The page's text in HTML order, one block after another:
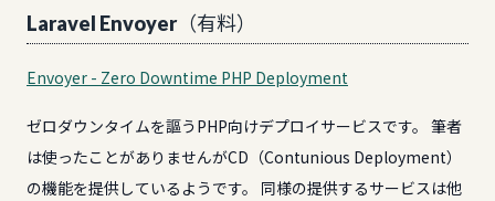
Laravel Envoyer（有料）
Envoyer - Zero Downtime PHP Deployment
ゼロダウンタイムを謳うPHP向けデプロイサービスです。 筆者
は使ったことがありませんがCD（Contunious Deployment）
の機能を提供しているようです。 同様の提供するサービスは他